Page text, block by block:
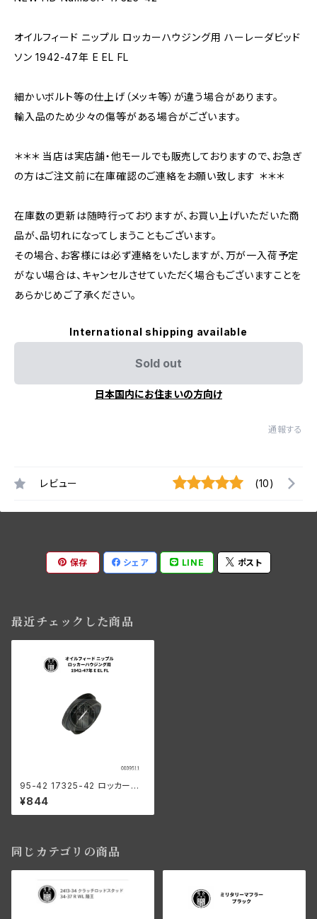
オイルフィード ニップル ロッカーハウジング用 ハーレーダビッド
ソン 1942-47年 E EL FL
細かいボルト等の仕上げ（メッキ等）が違う場合があります。
輸入品のため少々の傷等がある場合がございます。
＊＊＊ 当店は実店舗・他モールでも販売しておりますので、お急ぎ
の方はご注文前に在庫確認のご連絡をお願い致します ＊＊＊
在庫数の更新は随時行っておりますが、お買い上げいただいた商
品が、品切れになってしまうこともございます。
その場合、お客様には必ず連絡をいたしますが、万が一入荷予定
がない場合は、キャンセルさせていただく場合もございますことを
あらかじめご了承ください。
International shipping available
Sold out
日本国内にお住まいの方向け
通報する
レビュー (10)
保存 シェア LINE ポスト
最近チェックした商品
95-42 17325-42 ロッカーハ
ウジング用 オイルフィードニップ
ル 1942-47年 E/EL/FL
¥844
同じカテゴリの商品